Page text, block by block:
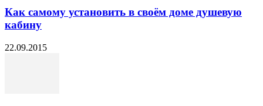
Как самому установить в своём доме душевую
кабину
22.09.2015